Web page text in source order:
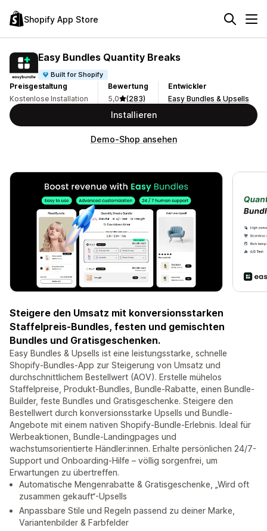
Shopify App Store
Easy Bundles Quantity Breaks
Built for Shopify
Preisgestaltung
Kostenlose Installation
Bewertung
5,0
(283)
Entwickler
Easy Bundles & Upsells
Installieren
Demo-Shop ansehen
Steigere den Umsatz mit konversionsstarken
Staffelpreis-Bundles, festen und gemischten
Bundles und Gratisgeschenken.
Easy Bundles & Upsells ist eine leistungsstarke, schnelle
Shopify-Bundles-App zur Steigerung von Umsatz und
durchschnittlichem Bestellwert (AOV). Erstelle mühelos
Staffelpreise, Produkt-Bundles, Bundle-Rabatte, einen Bundle-
Builder, feste Bundles und Gratisgeschenke. Steigere den
Bestellwert durch konversionsstarke Upsells und Bundle-
Angebote mit einem nativen Shopify-Bundle-Erlebnis. Ideal für
Werbeaktionen, Bundle-Landingpages und
wachstumsorientierte Händler:innen. Erhalte persönlichen 24/7-
Support und Onboarding-Hilfe – völlig sorgenfrei, um
Erwartungen zu übertreffen.
Automatische Mengenrabatte & Gratisgeschenke, „Wird oft
zusammen gekauft“-Upsells
Anpassbare Stile und Regeln passend zu deiner Marke,
Variantenbilder & Farbfelder